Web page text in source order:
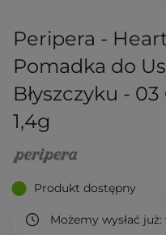
Peripera -
Pomadka do
Błyszczyku -
1,4g
Produkt dostępny
Możemy wysłać już: